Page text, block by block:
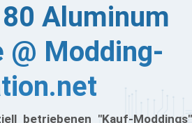
Aluminum
@ Modding-
betriebenen "Kauf-Moddings"